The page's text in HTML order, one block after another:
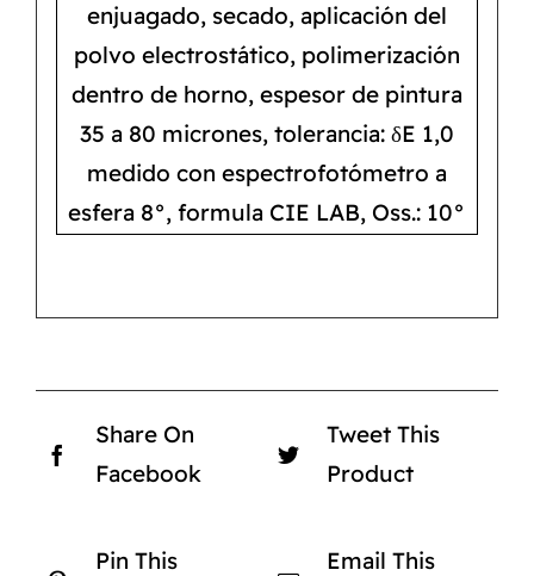
enjuagado, secado, aplicación del
polvo electrostático, polimerización
dentro de horno, espesor de pintura
35 a 80 micrones, tolerancia: δE 1,0
medido con espectrofotómetro a
esfera 8°, formula CIE LAB, Oss.: 10°
Share On
Facebook
Tweet This
Product
Pin This
Email This